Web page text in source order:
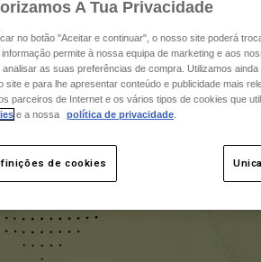
A Tua Privacidade
no botão "Aceitar e continuar", o nosso site poderá
informação permite à nossa equipa de marketing e aos
analisar as suas preferências de compra. Utilizamos
site e para lhe apresentar conteúdo e publicidade mais
parceiros de Internet e os vários tipos de cookies que
e a nossa política de privacidade
de cookies